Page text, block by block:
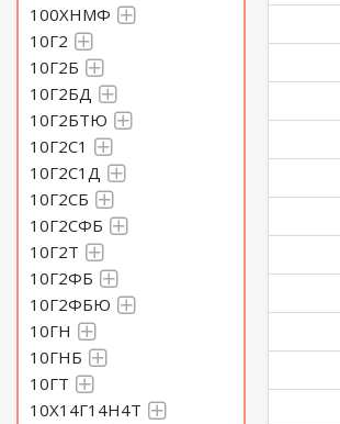
100ХНМФ
10Г2
10Г2Б
10Г2БД
10Г2БТЮ
10Г2С1
10Г2С1Д
10Г2СБ
10Г2СФБ
10Г2Т
10Г2ФБ
10Г2ФБЮ
10ГН
10ГНБ
10ГТ
10Х14Г14Н4Т